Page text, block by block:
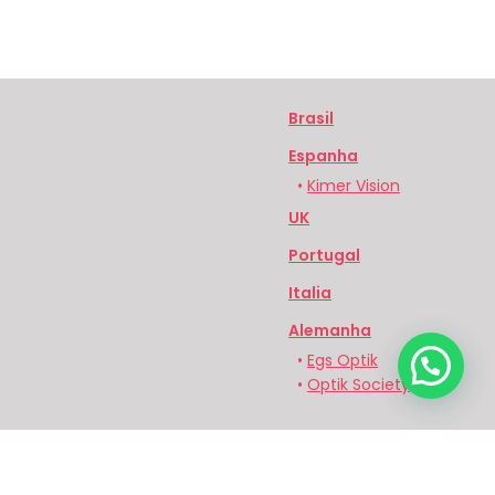
Brasil
Espanha
• Kimer Vision
UK
Portugal
Italia
Alemanha
• Egs Optik
• Optik Society